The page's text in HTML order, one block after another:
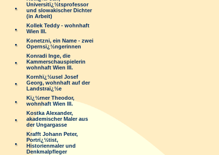
Universitï¿½tsprofessor
und slowakischer Dichter
(in Arbeit)
Kollek Teddy - wohnhaft
Wien III.
Konetzni, ein Name - zwei
Opernsï¿½ngerinnen
Konradi Inge, die
Kammerschauspielerin
wohnhaft Wien III.
Kornhï¿½usel Josef
Georg, wohnhaft auf der
Landstraï¿½e
Kï¿½rner Theodor,
wohnhaft Wien III.
Kostka Alexander,
akademischer Maler aus
der Ungargasse
Krafft Johann Peter,
Portrï¿½tist,
Historienmaler und
Denkmalpfleger